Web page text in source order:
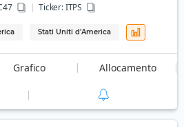
Ticker:ITPS
Stati Uniti d'America
Grafico Allocamento